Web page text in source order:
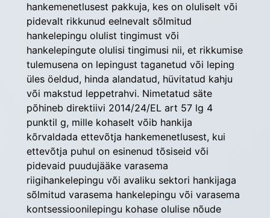
hankemenetlusest pakkuja, kes on oluliselt või
pidevalt rikkunud eelnevalt sõlmitud
hankelepingu olulist tingimust või
hankelepingute olulisi tingimusi nii, et rikkumise
tulemusena on lepingust taganetud või leping
üles öeldud, hinda alandatud, hüvitatud kahju
või makstud leppetrahvi. Nimetatud säte
põhineb direktiivi 2014/24/EL art 57 lg 4
punktil g, mille kohaselt võib hankija
kõrvaldada ettevõtja hankemenetlusest, kui
ettevõtja puhul on esinenud tõsiseid või
pidevaid puudujääke varasema
riigihankelepingu või avaliku sektori hankijaga
sõlmitud varasema hankelepingu või varasema
kontsessioonilepingu kohase olulise nõude